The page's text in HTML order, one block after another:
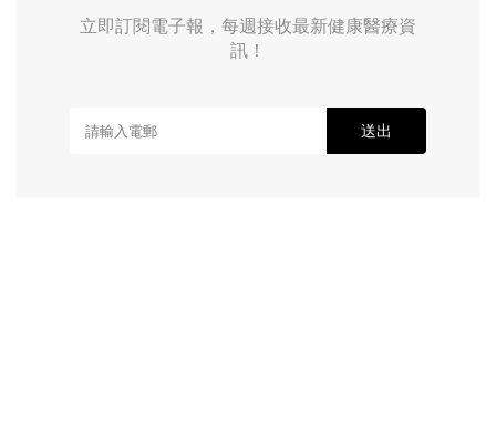
立即訂閱電子報，每週接收最新健康醫療資
訊！
送出